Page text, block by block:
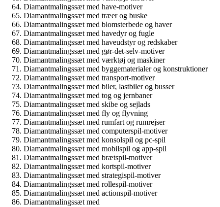
Diamantmalingssæt med have-motiver
Diamantmalingssæt med træer og buske
Diamantmalingssæt med blomsterbede og haver
Diamantmalingssæt med havedyr og fugle
Diamantmalingssæt med haveudstyr og redskaber
Diamantmalingssæt med gør-det-selv-motiver
Diamantmalingssæt med værktøj og maskiner
Diamantmalingssæt med byggematerialer og konstruktioner
Diamantmalingssæt med transport-motiver
Diamantmalingssæt med biler, lastbiler og busser
Diamantmalingssæt med tog og jernbaner
Diamantmalingssæt med skibe og sejlads
Diamantmalingssæt med fly og flyvning
Diamantmalingssæt med rumfart og rumrejser
Diamantmalingssæt med computerspil-motiver
Diamantmalingssæt med konsolspil og pc-spil
Diamantmalingssæt med mobilspil og app-spil
Diamantmalingssæt med brætspil-motiver
Diamantmalingssæt med kortspil-motiver
Diamantmalingssæt med strategispil-motiver
Diamantmalingssæt med rollespil-motiver
Diamantmalingssæt med actionspil-motiver
Diamantmalingssæt med